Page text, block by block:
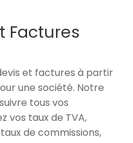
Factures
et factures à partir
une société. Notre
tous vos
vos taux de TVA,
de commissions,